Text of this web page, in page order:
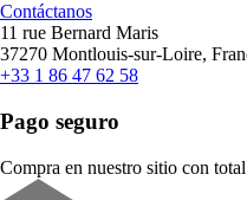
Contáctanos
11 rue Bernard Maris
37270 Montlouis-sur-Loire,
+33 1 86 47 62 58
Pago seguro
Compra en nuestro sitio con